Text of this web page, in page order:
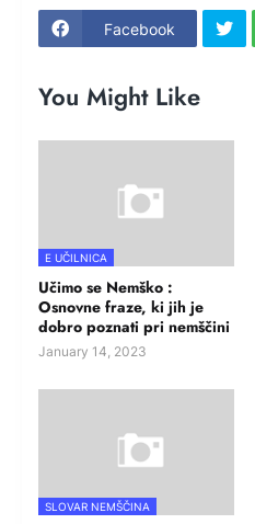
Facebook
You Might Like
E UČILNICA
Učimo se Nemško :
Osnovne fraze, ki jih je
dobro poznati pri nemščini
January 14, 2023
SLOVAR NEMŠČINA